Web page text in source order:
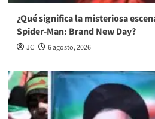
¿Qué significa la misteriosa
Spider-Man: Brand New Day?
JC 6 agosto, 2026